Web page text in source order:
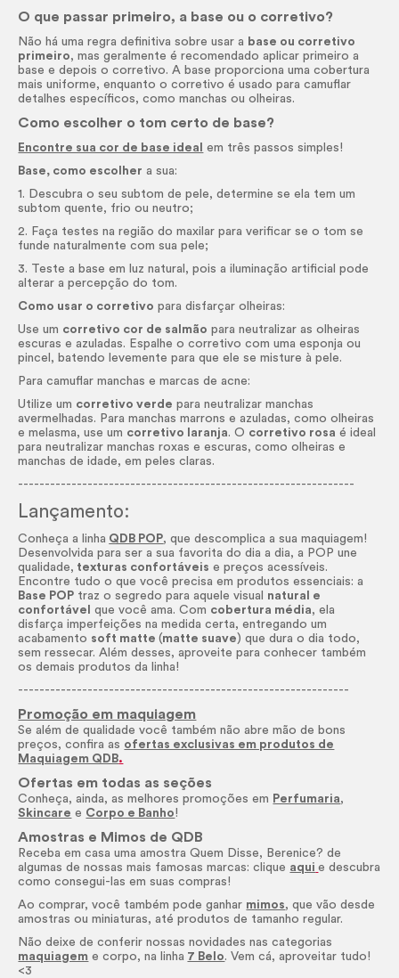
O que passar primeiro, a base ou o corretivo?
Não há uma regra definitiva sobre usar a base ou corretivo
primeiro, mas geralmente é recomendado aplicar primeiro a
base e depois o corretivo. A base proporciona uma cobertura
mais uniforme, enquanto o corretivo é usado para camuflar
detalhes específicos, como manchas ou olheiras.
Como escolher o tom certo de base?
Encontre sua cor de base ideal
em três passos simples!
Base, como escolher a sua:
1. Descubra o seu subtom de pele, determine se ela tem um
subtom quente, frio ou neutro;
2. Faça testes na região do maxilar para verificar se o tom se
funde naturalmente com sua pele;
3. Teste a base em luz natural, pois a iluminação artificial pode
alterar a percepção do tom.
Como usar o corretivo para disfarçar olheiras:
Use um corretivo cor de salmão para neutralizar as olheiras
escuras e azuladas. Espalhe o corretivo com uma esponja ou
pincel, batendo levemente para que ele se misture à pele.
Para camuflar manchas e marcas de acne:
Utilize um corretivo verde para neutralizar manchas
avermelhadas. Para manchas marrons e azuladas, como olheiras
e melasma, use um corretivo laranja. O corretivo rosa é ideal
para neutralizar manchas roxas e escuras, como olheiras e
manchas de idade, em peles claras.
---------------------------------------------------------------
Lançamento:
Conheça a linha QDB POP, que descomplica a sua maquiagem!
Desenvolvida para ser a sua favorita do dia a dia, a POP une
qualidade, texturas confortáveis e preços acessíveis.
Encontre tudo o que você precisa em produtos essenciais: a
Base POP traz o segredo para aquele visual natural e
confortável
que você ama. Com cobertura média, ela
disfarça imperfeições na medida certa, entregando um
acabamento soft matte(matte suave) que dura o dia todo,
sem ressecar. Além desses, aproveite para conhecer também
os demais produtos da linha!
--------------------------------------------------------------
Promoção em maquiagem
Se além de qualidade você também não abre mão de bons
preços, confira as ofertas exclusivas em produtos de
Maquiagem QDB.
Ofertas em todas as seções
Conheça, ainda, as melhores promoções em Perfumaria,
Skincare e Corpo e Banho!
Amostras e Mimos de QDB
Receba em casa uma amostra Quem Disse, Berenice? de
algumas de nossas mais famosas marcas: clique aqui e descubra
como consegui-las em suas compras!
Ao comprar, você também pode ganhar mimos, que vão desde
amostras ou miniaturas, até produtos de tamanho regular.
Não deixe de conferir nossas novidades nas categorias
maquiagem e corpo, na linha 7 Belo. Vem cá, aproveitar tudo!
<3